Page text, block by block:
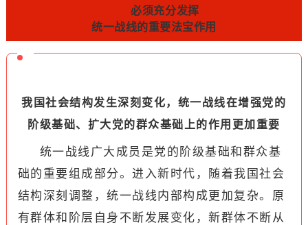
必须充分发挥
统一战线的重要法宝作用
我国社会结构发生深刻变化，统一战线在增强党的
阶级基础、扩大党的群众基础上的作用更加重要
统一战线广大成员是党的阶级基础和群众基
础的重要组成部分。进入新时代，随着我国社会
结构深刻调整，统一战线内部构成更加复杂。原
有群体和阶层自身不断发展变化，新群体不断从